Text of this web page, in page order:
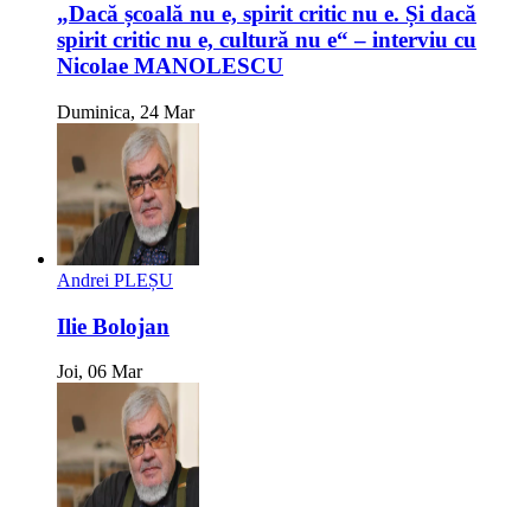
„Dacă școală nu e, spirit critic nu e. Și dacă
spirit critic nu e, cultură nu e“ – interviu cu
Nicolae MANOLESCU
Duminica, 24 Mar
Andrei PLEȘU
Ilie Bolojan
Joi, 06 Mar